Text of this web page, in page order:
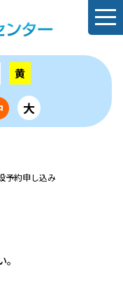
黄
大
予約申し込み